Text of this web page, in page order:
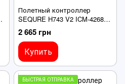
Полетный контроллер
SEQURE H743 V2 ICM-42688-
P, 4-8S Dual BEC, для дронов
X8, гоночных дронов
2 665 грн
Купить
БЫСТРАЯ ОТПРАВКА